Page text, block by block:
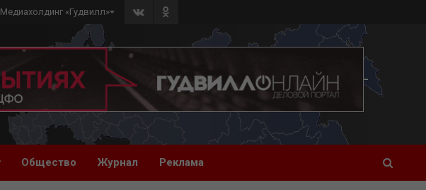
Медиахолдинг «Гудвилл»
Общество Журнал Реклама